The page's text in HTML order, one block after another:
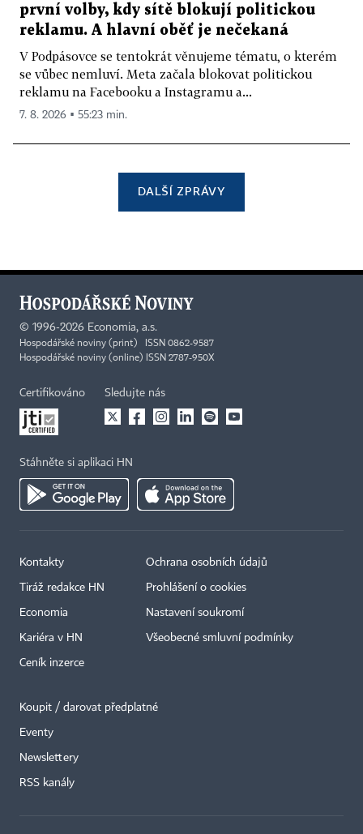
první volby, kdy sítě blokují politickou
reklamu. A hlavní oběť je nečekaná
V Podpásovce se tentokrát věnujeme tématu, o kterém
se vůbec nemluví. Meta začala blokovat politickou
reklamu na Facebooku a Instagramu a...
7. 8. 2026 ▪ 55:23 min.
DALŠÍ ZPRÁVY
© 1996-2026 Economia, a.s.
Hospodářské noviny (print) ISSN 0862-9587
Hospodářské noviny (online) ISSN 2787-950X
Certifikováno Sledujte nás
Stáhněte si aplikaci HN
Kontakty
Tiráž redakce HN
Economia
Kariéra v HN
Ceník inzerce
Ochrana osobních údajů
Prohlášení o cookies
Nastavení soukromí
Všeobecné smluvní podmínky
Koupit / darovat předplatné
Eventy
Newslettery
RSS kanály